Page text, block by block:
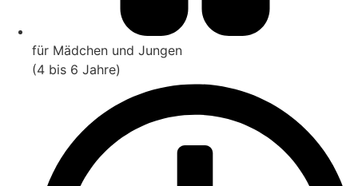
für Mädchen und Jungen
(4 bis 6 Jahre)